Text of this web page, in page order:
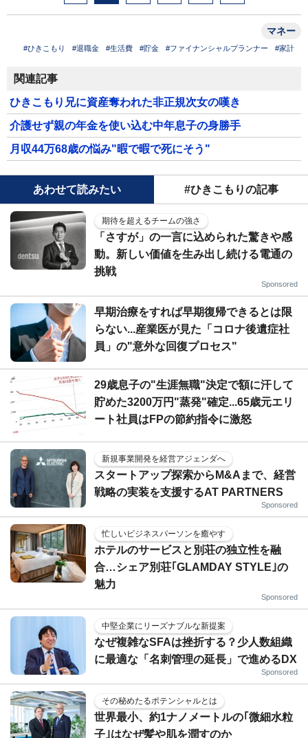
マネー
#ひきこもり #退職金 #生活費 #貯金 #ファイナンシャルプランナー #家計
関連記事
ひきこもり兄に資産奪われた非正規次女の嘆き
介護せず親の年金を使い込む中年息子の身勝手
月収44万68歳の悩み"暇で暇で死にそう"
あわせて読みたい #ひきこもりの記事
期待を超えるチームの強さ
「さすが」の一言に込められた驚きや感
動。新しい価値を生み出し続ける電通の
挑戦
Sponsored
早期治療をすれば早期復帰できるとは限
らない...産業医が見た「コロナ後遺症社
員」の"意外な回復プロセス"
29歳息子の"生涯無職"決定で額に汗して
貯めた3200万円"蒸発"確定...65歳元エリ
ート社員はFPの節約指令に激怒
新規事業開発を経営アジェンダへ
スタートアップ探索からM&Aまで、経営
戦略の実装を支援するAT PARTNERS
Sponsored
忙しいビジネスパーソンを癒やす
ホテルのサービスと別荘の独立性を融
合…シェア別荘｢GLAMDAY STYLE｣の
魅力
Sponsored
中堅企業にリーズナブルな新提案
なぜ複雑なSFAは挫折する？少人数組織
に最適な「名刺管理の延長」で進めるDX
Sponsored
その秘めたるポテンシャルとは
世界最小、約1ナノメートルの｢微細水粒
子｣はなぜ髪や肌を潤すのか